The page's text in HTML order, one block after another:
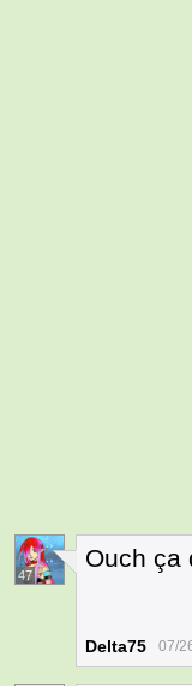
47
Ouch ça
Delta75 07/